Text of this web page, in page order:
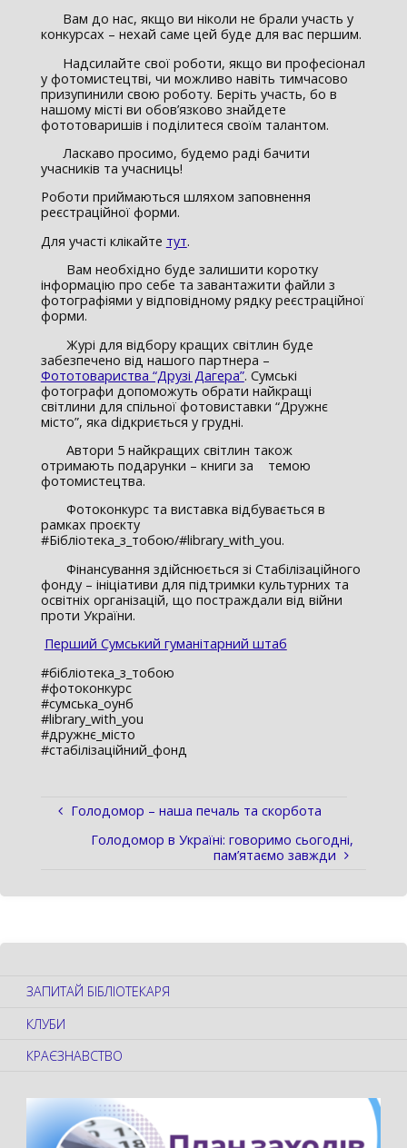
Вам до нас, якщо ви ніколи не брали участь у
конкурсах – нехай саме цей буде для вас першим.
Надсилайте свої роботи, якщо ви професіонал
у фотомистецтві, чи можливо навіть тимчасово
призупинили свою роботу. Беріть участь, бо в
нашому місті ви обов’язково знайдете
фототоваришів і поділитеся своїм талантом.
Ласкаво просимо, будемо раді бачити
учасників та учасниць!
Роботи приймаються шляхом заповнення
реєстраційної форми.
Для участі клікайте тут.
Вам необхідно буде залишити коротку
інформацію про себе та завантажити файли з
фотографіями у відповідному рядку реєстраційної
форми.
Журі для відбору кращих світлин буде
забезпечено від нашого партнера –
Фототовариства “Друзі Дагера”. Сумські
фотографи допоможуть обрати найкращі
світлини для спільної фотовиставки “Дружнє
місто”, яка dідкриється у грудні.
Автори 5 найкращих світлин також
отримають подарунки – книги за темою
фотомистецтва.
Фотоконкурс та виставка відбувається в
рамках проєкту
#Бібліотека_з_тобою/#library_with_you.
Фінансування здійснюється зі Стабілізаційного
фонду – ініціативи для підтримки культурних та
освітніх організацій, що постраждали від війни
проти України.
Перший Сумський гуманітарний штаб
#бібліотека_з_тобою
#фотоконкурс
#сумська_оунб
#library_with_you
#дружнє_місто
#стабілізаційний_фонд
Голодомор – наша печаль та скорбота
Голодомор в Україні: говоримо сьогодні,
пам’ятаємо завжди
ЗАПИТАЙ БІБЛІОТЕКАРЯ
КЛУБИ
КРАЄЗНАВСТВО